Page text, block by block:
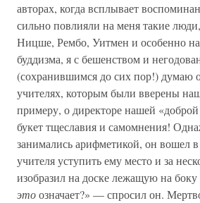
авторах, когда всплывает
сильно повлияли на меня такие
Ницше, Рембо, Уитмен и особенно
буддизма, я с бешенством и
(сохранившимся до сих пор!) думаю
учителях, которым были вверены
примеру, о директоре нашей
букет тщеславия и самомнения!
занимались арифметикой, он вошел
учителя уступить ему место и за
изобразил на доске лежащую на
этоозначает?» — спросил он.